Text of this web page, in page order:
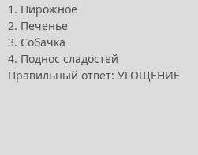
1. Пирожное
2. Печенье
3. Собачка
4. Поднос сладостей
Правильный ответ: УГОЩЕНИЕ